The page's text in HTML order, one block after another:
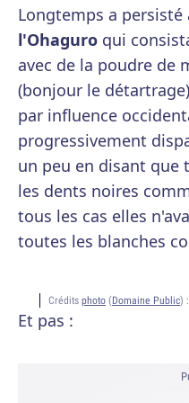
Longtemps a persisté
l'Ohaguro qui
avec de la poudre de
(bonjour le
par influence
progressivement
un peu en disant que
les dents noires
tous les cas elles
toutes les blanches
Crédits photo (Domaine Public) :
Et pas :